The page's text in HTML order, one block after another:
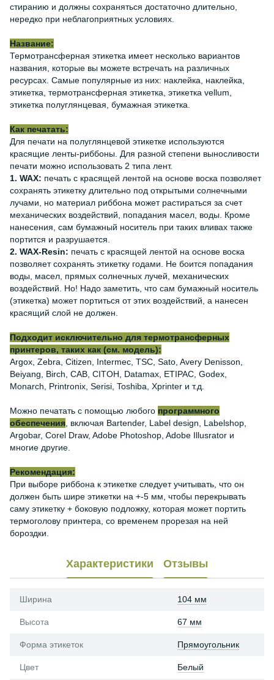
стиранию и должны сохраняться достаточно длительно,
нередко при неблагоприятных условиях.
Название:
Термотрансферная этикетка имеет несколько вариантов
названия, которые вы можете встречать на различных
ресурсах. Самые популярные из них: наклейка, наклейка,
этикетка, термотрансферная этикетка, этикетка vellum,
этикетка полуглянцевая, бумажная этикетка.
Как печатать:
Для печати на полуглянцевой этикетке используются
красящие ленты-риббоны. Для разной степени выносливости
печати можно использовать 2 типа лент.
1. WAX: печать с красящей лентой на основе воска позволяет
сохранять этикетку длительно под открытыми солнечными
лучами, но материал риббона может растираться за счет
механических воздействий, попадания масел, воды. Кроме
нанесения, сам бумажный носитель при таких вливах также
портится и разрушается.
2. WAX-Resin: печать с красящей лентой на основе воска
позволяет сохранять этикетку годами. Не боится попадания
воды, масел, прямых солнечных лучей, механических
воздействий. Но! Надо заметить, что сам бумажный носитель
(этикетка) может портиться от этих воздействий, а нанесен
красящий слой не должен.
Подходит исключительно для термотрансферных
принтеров, таких как (см. модель):
Argox, Zebra, Citizen, Intermec, TSC, Sato, Avery Denisson,
Beiyang, Birch, CAB, CITOH, Datamax, ETIPAC, Godex,
Monarch, Printronix, Serisi, Toshiba, Xprinter и т.д.
Можно печатать с помощью любого программного
обеспечения , включая Bartender, Label design, Labelshop,
Argobar, Corel Draw, Adobe Photoshop, Adobe Illusrator и
многие другие.
Рекомендация:
При выборе риббона к этикетке следует учитывать, что он
должен быть шире этикетки на +-5 мм, чтобы перекрывать
саму этикетку + боковую подложку, которая может портить
термоголову принтера, со временем прорезая на ней
бороздки.
Характеристики Отзывы
Ширина 104 мм
Высота 67 мм
Форма этикеток Прямоугольник
Цвет Белый